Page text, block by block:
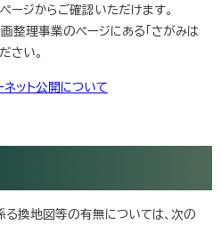
ージからご確認いただけます。
整理事業のページにある「さがみは
さい。
ット公開について
換地図等の有無については、次の